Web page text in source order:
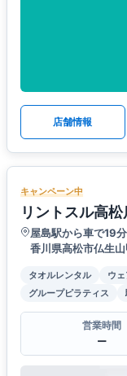
店舗情報
キャンペーン中
リントスル高松
屋島駅から車で19分
香川県高松市仏生
タオルレンタル ウ
グループピラティス
営業時間
ー